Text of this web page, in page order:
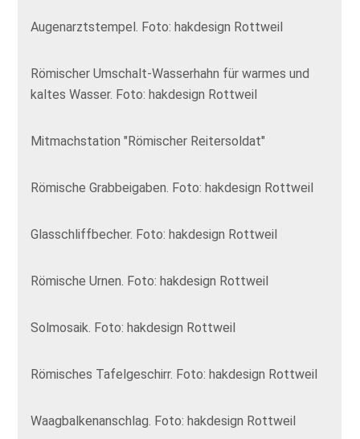
Augenarztstempel. Foto: hakdesign Rottweil
Römischer Umschalt-Wasserhahn für warmes und
kaltes Wasser. Foto: hakdesign Rottweil
Mitmachstation "Römischer Reitersoldat"
Römische Grabbeigaben. Foto: hakdesign Rottweil
Glasschliffbecher. Foto: hakdesign Rottweil
Römische Urnen. Foto: hakdesign Rottweil
Solmosaik. Foto: hakdesign Rottweil
Römisches Tafelgeschirr. Foto: hakdesign Rottweil
Waagbalkenanschlag. Foto: hakdesign Rottweil